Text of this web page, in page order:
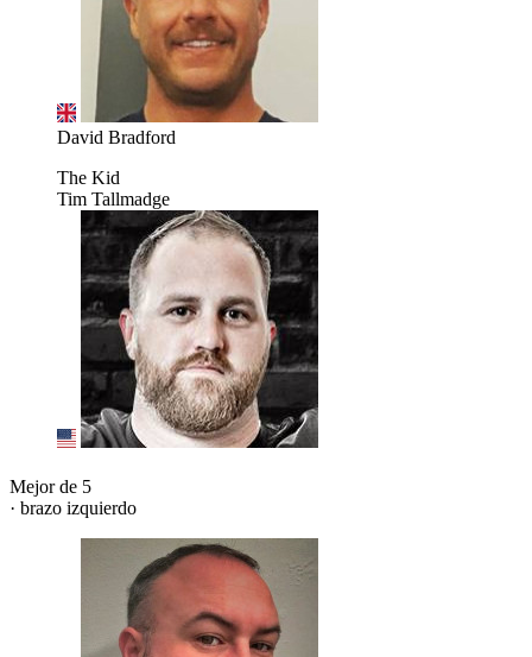
David Bradford
The Kid
Tim Tallmadge
Mejor de 5
· brazo izquierdo